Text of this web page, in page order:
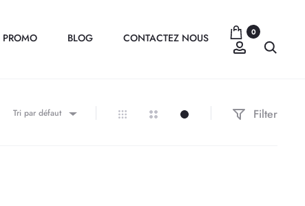
PROMO BLOG CONTACTEZ NOUS 0
Compte
Tri par défaut Filter